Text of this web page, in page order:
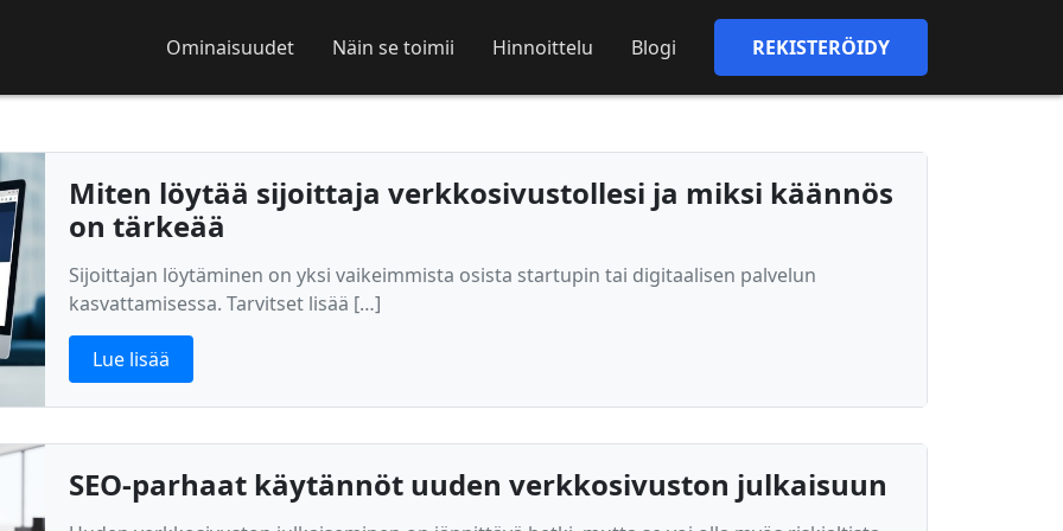
Ominaisuudet Näin se toimii Hinnoittelu Blogi REKISTERÖIDY
Miten löytää sijoittaja verkkosivustollesi ja miksi käännös
on tärkeää
Sijoittajan löytäminen on yksi vaikeimmista osista startupin tai digitaalisen palvelun
kasvattamisessa. Tarvitset lisää […]
Lue lisää
SEO-parhaat käytännöt uuden verkkosivuston julkaisuun